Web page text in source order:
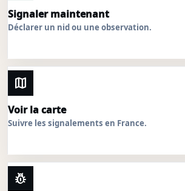
Signaler maintenant
Déclarer un nid ou une observation.
map
Voir la carte
Suivre les signalements en France.
pest_control